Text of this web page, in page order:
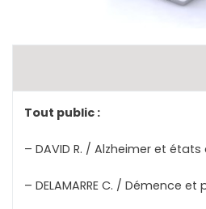
Tout public :
– DAVID R. / Alzheimer et
– DELAMARRE C. / Démence